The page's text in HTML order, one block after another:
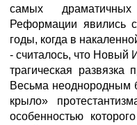
самых драматичных
Реформации явились
годы, когда в
- считалось, что Новый
трагическая развязка
Весьма неоднородным
крыло»
особенностью